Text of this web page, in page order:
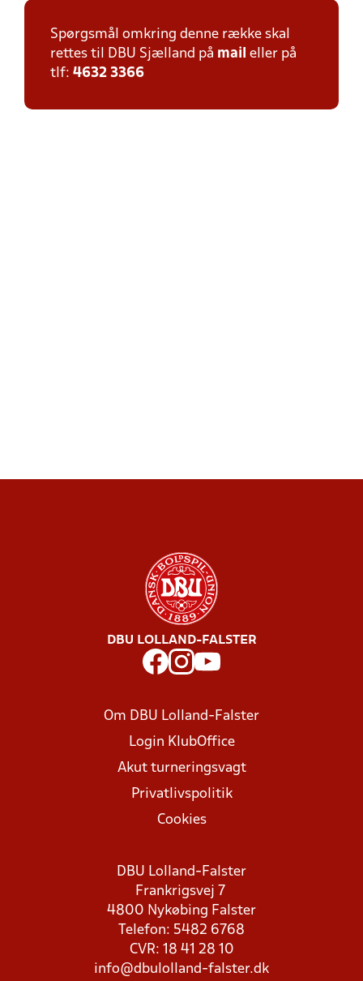
Spørgsmål omkring denne række skal
rettes til DBU Sjælland på mail eller på
tlf: 4632 3366
DBU LOLLAND-FALSTER
Om DBU Lolland-Falster
Login KlubOffice
Akut turneringsvagt
Privatlivspolitik
Cookies
DBU Lolland-Falster
Frankrigsvej 7
4800 Nykøbing Falster
Telefon: 5482 6768
CVR: 18 41 28 10
info@dbulolland-falster.dk